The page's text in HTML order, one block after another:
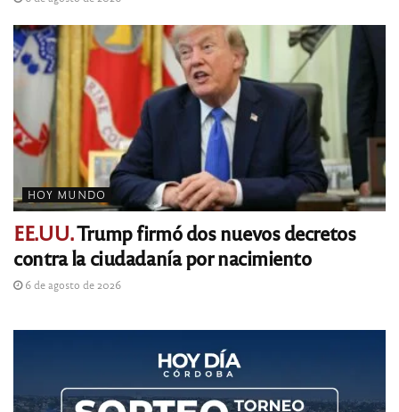
HOY MUNDO
EE.UU.Trump firmó dos nuevos decretos
contra la ciudadanía por nacimiento
6 de agosto de 2026